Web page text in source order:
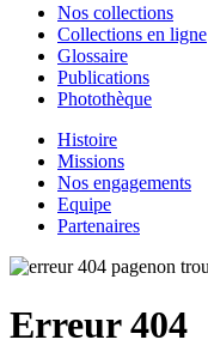
Nos collections
Collections en ligne
Glossaire
Publications
Photothèque
Histoire
Missions
Nos engagements
Equipe
Partenaires
Erreur 404